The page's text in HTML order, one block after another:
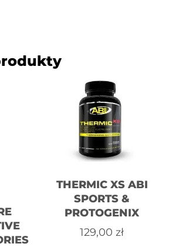
THERMIC XS ABI
SPORTS &
PROTOGENIX
129,00zł